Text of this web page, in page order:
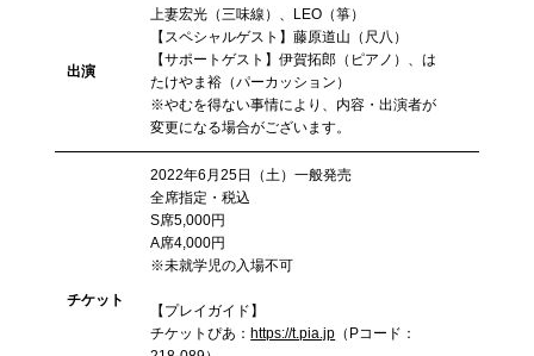
出演
上妻宏光（三味線）、LEO（箏）
【スペシャルゲスト】藤原道山（尺八）
【サポートゲスト】伊賀拓郎（ピアノ）、は
たけやま裕（パーカッション）
※やむを得ない事情により、内容・出演者が
変更になる場合がございます。
チケット
2022年6月25日（土）一般発売
全席指定・税込
S席5,000円
A席4,000円
※未就学児の入場不可
【プレイガイド】
チケットぴあ： https://t.pia.jp （Pコード：